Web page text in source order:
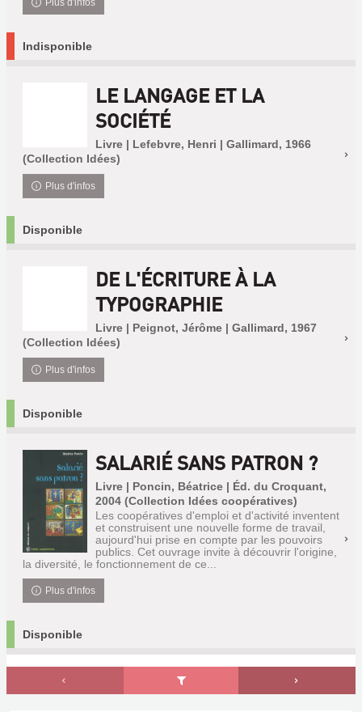
Plus d'infos
Indisponible
LE LANGAGE ET LA
SOCIÉTÉ
Livre | Lefebvre, Henri | Gallimard, 1966
(Collection Idées)
Plus d'infos
Disponible
DE L'ÉCRITURE À LA
TYPOGRAPHIE
Livre | Peignot, Jérôme | Gallimard, 1967
(Collection Idées)
Plus d'infos
Disponible
SALARIÉ SANS PATRON ?
Livre | Poncin, Béatrice | Éd. du Croquant,
2004 (Collection Idées coopératives)
Les coopératives d'emploi et d'activité inventent
et construisent une nouvelle forme de travail,
aujourd'hui prise en compte par les pouvoirs
publics. Cet ouvrage invite à découvrir l'origine,
la diversité, le fonctionnement de ce...
Plus d'infos
Disponible